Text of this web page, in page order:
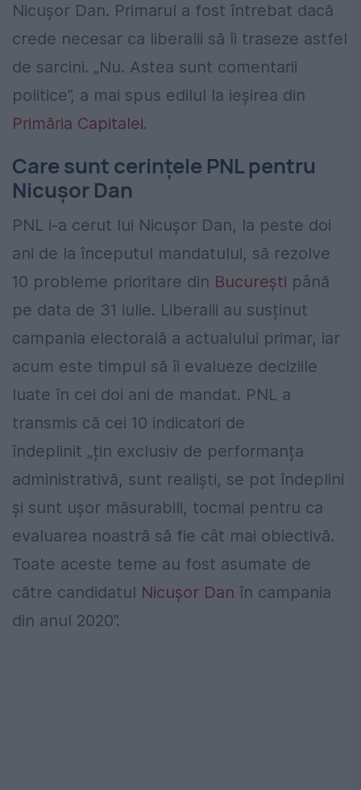
Nicușor Dan. Primarul a fost întrebat dacă
crede necesar ca liberalii să îi traseze astfel
de sarcini. „Nu. Astea sunt comentarii
politice”, a mai spus edilul la ieșirea din
Primăria Capitalei.
Care sunt cerințele PNL pentru
Nicușor Dan
PNL i-a cerut lui Nicușor Dan, la peste doi
ani de la începutul mandatului, să rezolve
10 probleme prioritare din București până
pe data de 31 iulie. Liberalii au susținut
campania electorală a actualului primar, iar
acum este timpul să îi evalueze deciziile
luate în cei doi ani de mandat. PNL a
transmis că cei 10 indicatori de
îndeplinit „țin exclusiv de performanța
administrativă, sunt realiști, se pot îndeplini
și sunt ușor măsurabili, tocmai pentru ca
evaluarea noastră să fie cât mai obiectivă.
Toate aceste teme au fost asumate de
către candidatul Nicușor Dan în campania
din anul 2020”.